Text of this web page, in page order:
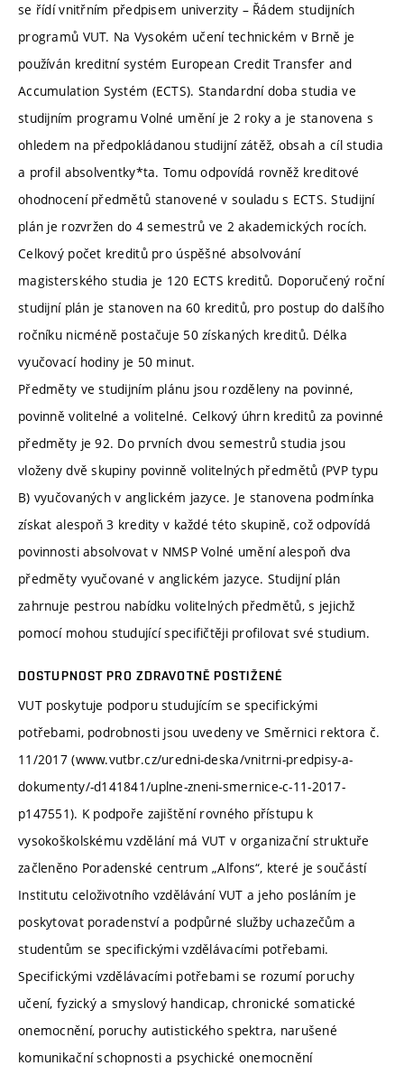
se řídí vnitřním předpisem univerzity – Řádem studijních
programů VUT. Na Vysokém učení technickém v Brně je
používán kreditní systém European Credit Transfer and
Accumulation Systém (ECTS). Standardní doba studia ve
studijním programu Volné umění je 2 roky a je stanovena s
ohledem na předpokládanou studijní zátěž, obsah a cíl studia
a profil absolventky*ta. Tomu odpovídá rovněž kreditové
ohodnocení předmětů stanovené v souladu s ECTS. Studijní
plán je rozvržen do 4 semestrů ve 2 akademických rocích.
Celkový počet kreditů pro úspěšné absolvování
magisterského studia je 120 ECTS kreditů. Doporučený roční
studijní plán je stanoven na 60 kreditů, pro postup do dalšího
ročníku nicméně postačuje 50 získaných kreditů. Délka
vyučovací hodiny je 50 minut.
Předměty ve studijním plánu jsou rozděleny na povinné,
povinně volitelné a volitelné. Celkový úhrn kreditů za povinné
předměty je 92. Do prvních dvou semestrů studia jsou
vloženy dvě skupiny povinně volitelných předmětů (PVP typu
B) vyučovaných v anglickém jazyce. Je stanovena podmínka
získat alespoň 3 kredity v každé této skupině, což odpovídá
povinnosti absolvovat v NMSP Volné umění alespoň dva
předměty vyučované v anglickém jazyce. Studijní plán
zahrnuje pestrou nabídku volitelných předmětů, s jejichž
pomocí mohou studující specifičtěji profilovat své studium.
DOSTUPNOST PRO ZDRAVOTNĚ POSTIŽENÉ
VUT poskytuje podporu studujícím se specifickými
potřebami, podrobnosti jsou uvedeny ve Směrnici rektora č.
11/2017 (www.vutbr.cz/uredni-deska/vnitrni-predpisy-a-
dokumenty/-d141841/uplne-zneni-smernice-c-11-2017-
p147551). K podpoře zajištění rovného přístupu k
vysokoškolskému vzdělání má VUT v organizační struktuře
začleněno Poradenské centrum „Alfons“, které je součástí
Institutu celoživotního vzdělávání VUT a jeho posláním je
poskytovat poradenství a podpůrné služby uchazečům a
studentům se specifickými vzdělávacími potřebami.
Specifickými vzdělávacími potřebami se rozumí poruchy
učení, fyzický a smyslový handicap, chronické somatické
onemocnění, poruchy autistického spektra, narušené
komunikační schopnosti a psychické onemocnění